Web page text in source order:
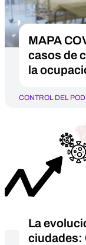
MAPA
casos de
la
CONTROL DEL
La
ciudades: